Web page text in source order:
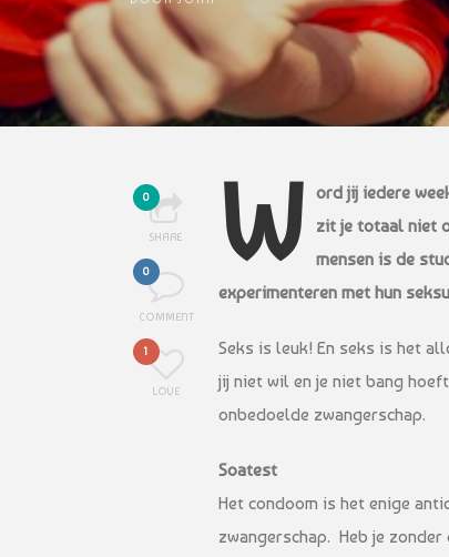
0
SHARE
0
COMMENT
1
LOVE
W ord jij iedere
zit je totaal niet
mensen is de
experimenteren met hun
Seks is leuk! En seks is het
jij niet wil en je niet bang
onbedoelde zwangerschap.
Soatest
Het condoom is het enige
zwangerschap. Heb je